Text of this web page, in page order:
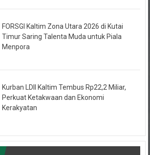
Timur Saring Talenta Muda untuk Piala
Menpora
Perkuat Ketakwaan dan Ekonomi
Kerakyatan